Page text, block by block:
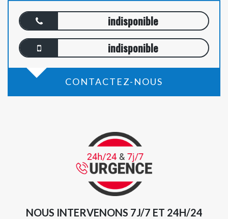
indisponible
indisponible
CONTACTEZ-NOUS
NOUS INTERVENONS 7J/7 ET 24H/24